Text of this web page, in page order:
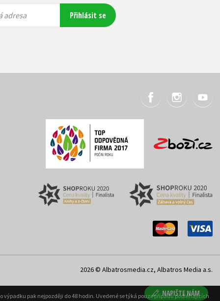
NAPIŠTE NÁM
adresa Přihlásit se
2026 © Albatrosmedia.cz, Albatros Media a.s.
pak nejpozději do 48 hodin. Uvedené se týká pouze případů podléhajících